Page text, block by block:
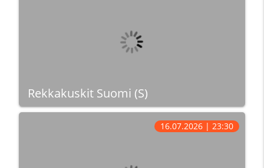
Rekkakuskit Suomi (S)
16.07.2026 | 23:30